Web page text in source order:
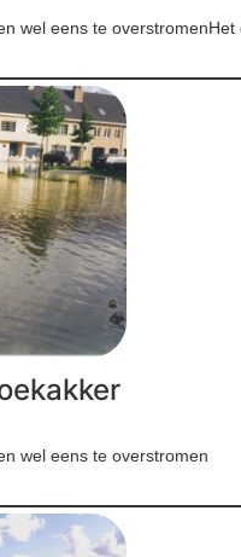
wel eens te
wel eens te overstromen